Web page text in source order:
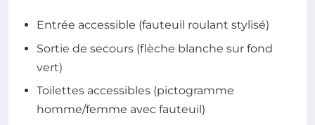
Entrée accessible (fauteuil roulant stylisé)
Sortie de secours (flèche blanche sur fond
vert)
Toilettes accessibles (pictogramme
homme/femme avec fauteuil)